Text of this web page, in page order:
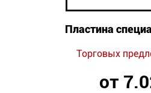
Пластина
Торговых
от